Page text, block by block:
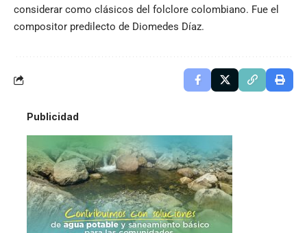
considerar como clásicos del folclore colombiano. Fue el
compositor predilecto de Diomedes Díaz.
Publicidad